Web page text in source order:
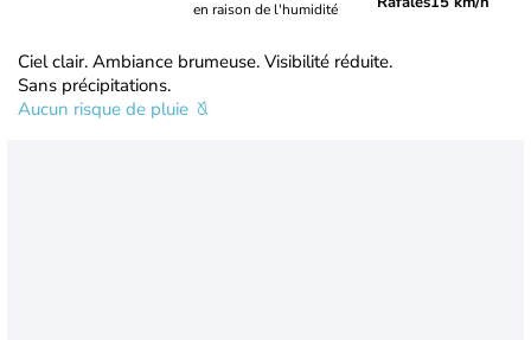
en raison de l'humidité
Ciel clair. Ambiance brumeuse. Visibilité réduite.
Sans précipitations.
Aucun risque de pluie